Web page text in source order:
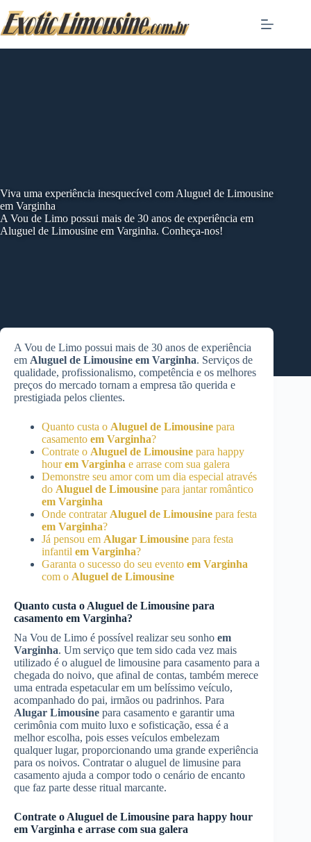
to
content
Viva uma experiência inesquecível com Aluguel de Limousine
em Varginha
A Vou de Limo possui mais de 30 anos de experiência em
Aluguel de Limousine em Varginha. Conheça-nos!
A Vou de Limo possui mais de 30 anos de experiência
em Aluguel de Limousine em Varginha. Serviços de
qualidade, profissionalismo, competência e os melhores
preços do mercado tornam a empresa tão querida e
prestigiada pelos clientes.
Quanto custa o Aluguel de Limousine para
casamento em Varginha?
Contrate o Aluguel de Limousine para happy
hourem Varginha e arrase com sua galera
Demonstre seu amor com um dia especial através
do Aluguel de Limousine para jantar romântico
em Varginha
Onde contratar Aluguel de Limousine para festa
em Varginha?
Já pensou em Alugar Limousine para festa
infantil em Varginha?
Garanta o sucesso do seu evento em Varginha
com o Aluguel de Limousine
Quanto custa o Aluguel de Limousine para
casamento em Varginha?
Na Vou de Limo é possível realizar seu sonho em
Varginha. Um serviço que tem sido cada vez mais
utilizado é o aluguel de limousine para casamento para a
chegada do noivo, que afinal de contas, também merece
uma entrada espetacular em um belíssimo veículo,
acompanhado do pai, irmãos ou padrinhos. Para
Alugar Limousine para casamento e garantir uma
cerimônia com muito luxo e sofisticação, essa é a
melhor escolha, pois esses veículos embelezam
qualquer lugar, proporcionando uma grande experiência
para os noivos. Contratar o aluguel de limusine para
casamento ajuda a compor todo o cenário de encanto
que faz parte desse ritual marcante.
Contrate o Aluguel de Limousine para happy hour
em Varginha e arrase com sua galera